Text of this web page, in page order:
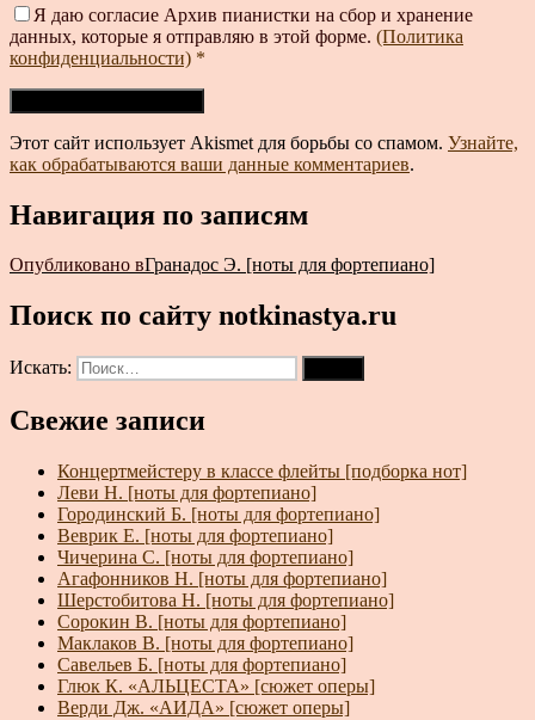
Я даю согласие Архив пианистки на сбор и хранение
данных, которые я отправляю в этой форме. (Политика
конфиденциальности) *
Этот сайт использует Akismet для борьбы со спамом. Узнайте,
как обрабатываются ваши данные комментариев.
Навигация по записям
Опубликовано вГранадос Э. [ноты для фортепиано]
Поиск по сайту notkinastya.ru
Искать:
Свежие записи
Концертмейстеру в классе флейты [подборка нот]
Леви Н. [ноты для фортепиано]
Городинский Б. [ноты для фортепиано]
Веврик Е. [ноты для фортепиано]
Чичерина С. [ноты для фортепиано]
Агафонников Н. [ноты для фортепиано]
Шерстобитова Н. [ноты для фортепиано]
Сорокин В. [ноты для фортепиано]
Маклаков В. [ноты для фортепиано]
Савельев Б. [ноты для фортепиано]
Глюк К. «АЛЬЦЕСТА» [сюжет оперы]
Верди Дж. «АИДА» [сюжет оперы]